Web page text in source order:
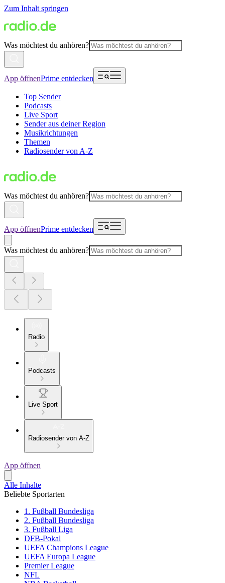
Zum Inhalt springen
Was möchtest du anhören?
App öffnenPrime entdecken
Top Sender
Podcasts
Live Sport
Sender aus deiner Region
Musikrichtungen
Themen
Radiosender von A-Z
Was möchtest du anhören?
App öffnenPrime entdecken
Was möchtest du anhören?
Radio
Podcasts
Live Sport
Radiosender von A-Z
App öffnen
Alle Inhalte
Beliebte Sportarten
1. Fußball Bundesliga
2. Fußball Bundesliga
3. Fußball Liga
DFB-Pokal
UEFA Champions League
UEFA Europa League
Premier League
NFL